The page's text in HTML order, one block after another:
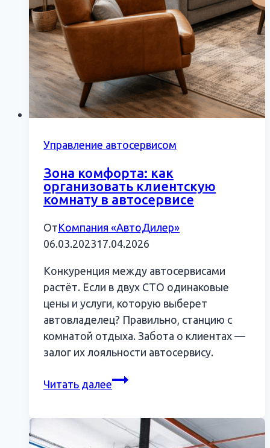
Управление автосервисом
Зона комфорта: как
организовать клиентскую
комнату в автосервисе
ОтКомпания «АвтоДилер»
06.03.202317.04.2026
Конкуренция между автосервисами
растёт. Если в двух СТО одинаковые
цены и услуги, которую выберет
автовладелец? Правильно, станцию с
комнатой отдыха. Забота о клиентах —
залог их лояльности автосервису.
Читать далееЗона
организовать
клиентскую